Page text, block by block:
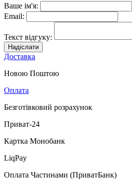
Ваше ім'я:
Email:
Текст відгуку:
Надіслати
Доставка
Новою Поштою
Оплата
Безготівковий розрахунок
Приват-24
Картка Монобанк
LiqPay
Оплата Частинами (ПриватБанк)